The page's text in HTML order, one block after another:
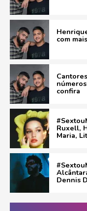
com
confira
Ruxell,
Maria,
Dennis